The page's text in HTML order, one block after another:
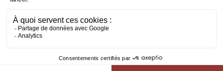
Bruxelles, dans le Brabant wallon, à Namur et à
Rochefort, vous donne quelques conseils afin de
réaliser vos photos immobilières :
lumineuses possibles. Ouvrez les rideaux et